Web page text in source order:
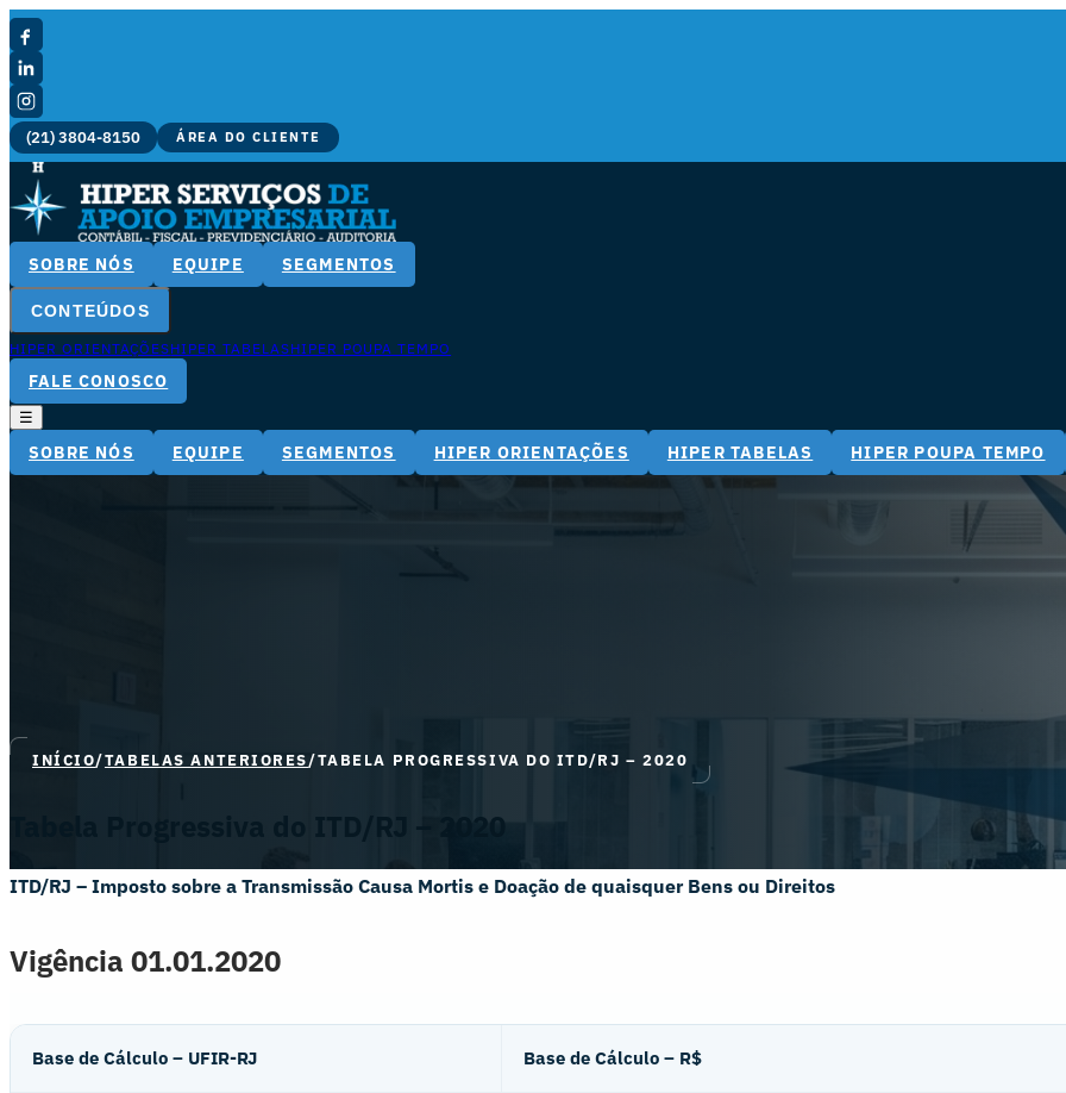
(21) 3804-8150 ÁREA DO CLIENTE
SOBRE NÓS EQUIPE SEGMENTOS
CONTEÚDOS
HIPER ORIENTAÇÕESHIPER TABELASHIPER POUPA TEMPO
FALE CONOSCO
☰
SOBRE NÓS EQUIPE SEGMENTOS HIPER ORIENTAÇÕES HIPER TABELAS HIPER POUPA TEMPO
INÍCIO/TABELAS ANTERIORES/TABELA PROGRESSIVA DO ITD/RJ – 2020
Tabela Progressiva do ITD/RJ – 2020
ITD/RJ – Imposto sobre a Transmissão Causa Mortis e Doação de quaisquer Bens ou Direitos
Vigência 01.01.2020
Base de Cálculo – UFIR-RJ Base de Cálculo – R$